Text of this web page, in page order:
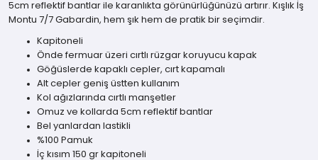
5cm reflektif bantlar ile karanlıkta görünürlüğünüzü artırır. Kışlık İş
Montu 7/7 Gabardin, hem şık hem de pratik bir seçimdir.
Kapitoneli
Önde fermuar üzeri cırtlı rüzgar koruyucu kapak
Göğüslerde kapaklı cepler, cırt kapamalı
Alt cepler geniş üstten kullanım
Kol ağızlarında cırtlı manşetler
Omuz ve kollarda 5cm reflektif bantlar
Bel yanlardan lastikli
%100 Pamuk
İç kısım 150 gr kapitoneli